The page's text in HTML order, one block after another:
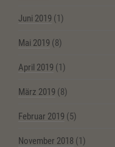
Juni 2019 (1)
Mai 2019 (8)
April 2019 (1)
März 2019 (8)
Februar 2019 (5)
November 2018 (1)